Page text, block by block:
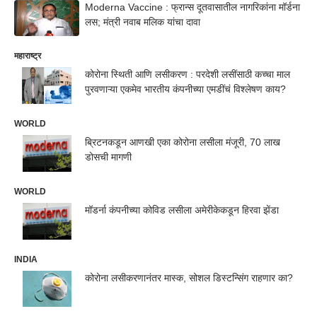
Moderna Vaccine : फ्रान्स दूतवासातील नागरिकांना मॉर्डना
लस; मंत्री नवाब मलिक यांचा दावा
महाराष्ट्र
कोरोना स्थिती आणि लसीकरण : परदेशी लसींसाठी कच्चा माल
पुरवणाऱ्या एकमेव भारतीय कंपनीच्या एमडींचं विश्लेषण काय?
WORLD
ब्रिटनकडून आणखी एका कोरोना लसीला मंजूरी, 70 लाख
डोसची मागणी
WORLD
मॉडर्ना कंपनीच्या कोविड लसीला अमेरीकेकडून हिरवा झेंडा
INDIA
कोरोना लसीकरणानंतर मास्क, सोशल डिस्टन्सिंग राहणार का?